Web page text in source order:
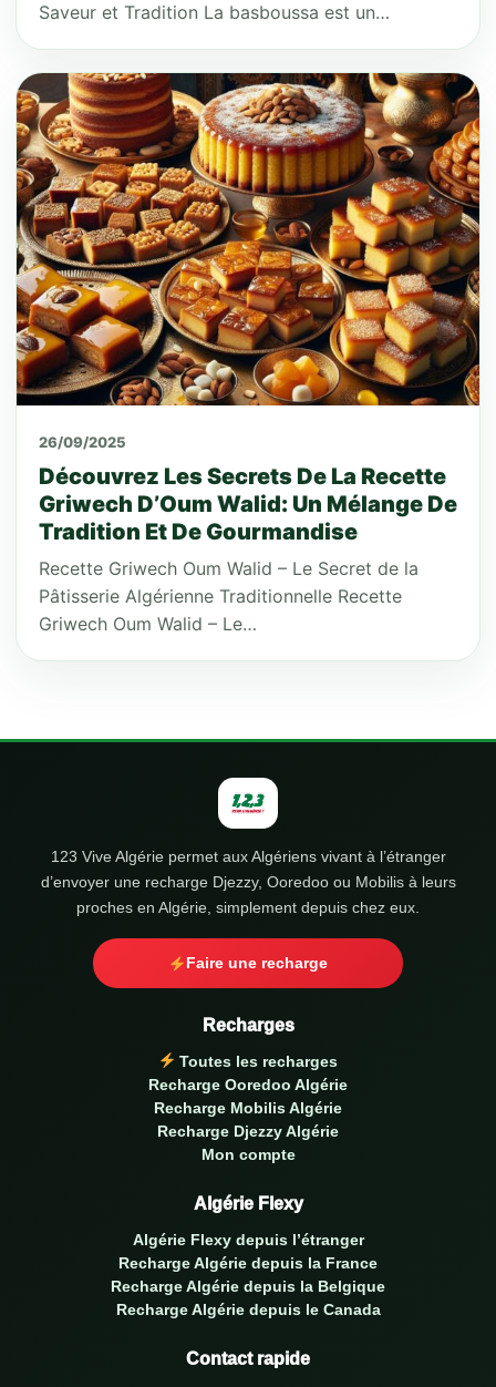
Saveur et Tradition La basboussa est un…
26/09/2025
Découvrez Les Secrets De La Recette
Griwech D’Oum Walid: Un Mélange De
Tradition Et De Gourmandise
Recette Griwech Oum Walid – Le Secret de la
Pâtisserie Algérienne Traditionnelle Recette
Griwech Oum Walid – Le…
123 Vive Algérie permet aux Algériens vivant à l’étranger
d’envoyer une recharge Djezzy, Ooredoo ou Mobilis à leurs
proches en Algérie, simplement depuis chez eux.
Faire une recharge
Recharges
Toutes les recharges
Recharge Ooredoo Algérie
Recharge Mobilis Algérie
Recharge Djezzy Algérie
Mon compte
Algérie Flexy
Algérie Flexy depuis l’étranger
Recharge Algérie depuis la France
Recharge Algérie depuis la Belgique
Recharge Algérie depuis le Canada
Contact rapide